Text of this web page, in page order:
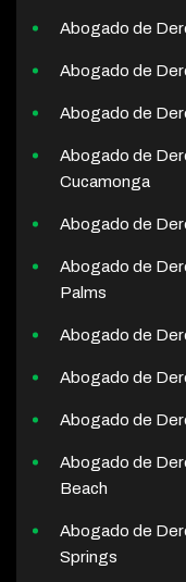
Abogado de
Abogado de
Abogado de
Abogado de
Cucamonga
Abogado de
Abogado de
Palms
Abogado de
Abogado de
Abogado de
Abogado de
Beach
Abogado de
Springs